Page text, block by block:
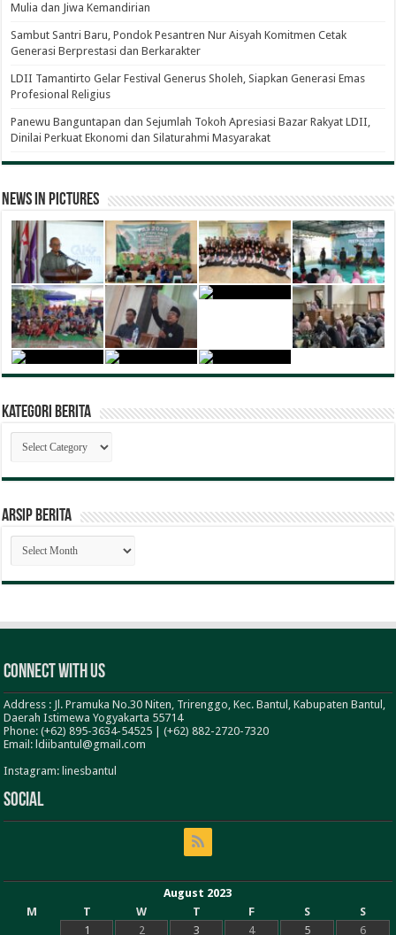
Mulia dan Jiwa Kemandirian
Sambut Santri Baru, Pondok Pesantren Nur Aisyah Komitmen Cetak
Generasi Berprestasi dan Berkarakter
LDII Tamantirto Gelar Festival Generus Sholeh, Siapkan Generasi Emas
Profesional Religius
Panewu Banguntapan dan Sejumlah Tokoh Apresiasi Bazar Rakyat LDII,
Dinilai Perkuat Ekonomi dan Silaturahmi Masyarakat
News in Pictures
Kategori Berita
Kategori
Berita
ARSIP BERITA
ARSIP
BERITA
Connect With Us
Address : Jl. Pramuka No.30 Niten, Trirenggo, Kec. Bantul, Kabupaten Bantul,
Daerah Istimewa Yogyakarta 55714
Phone: (+62) 895-3634-54525 | (+62) 882-2720-7320
Email: ldiibantul@gmail.com
Instagram: linesbantul
Social
August 2023
M
T W T F S
S
1
2 3 4 5 6